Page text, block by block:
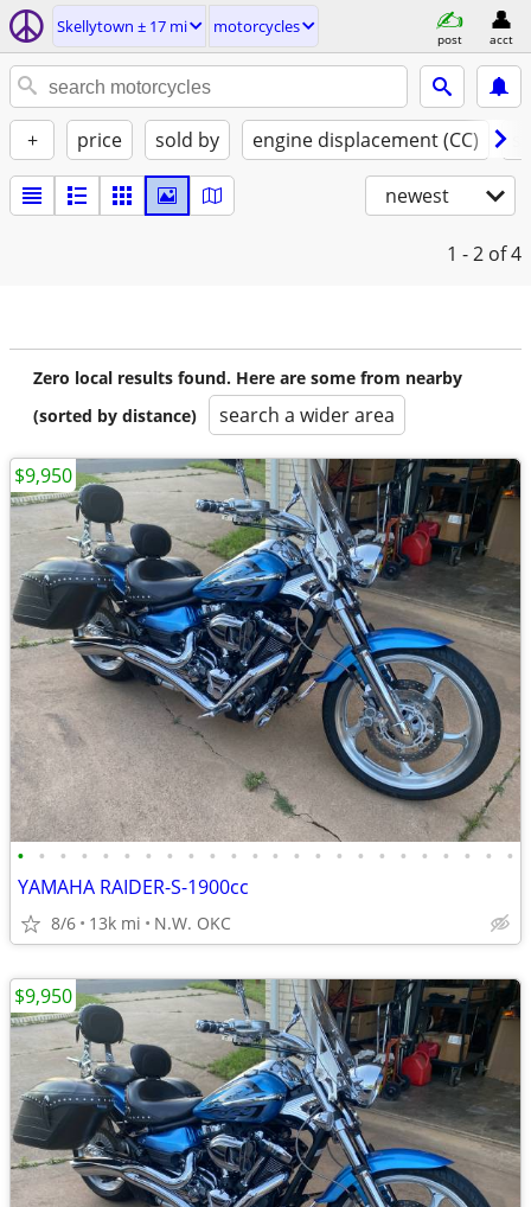
Skellytown ± 17 mi motorcycles
post acct
+ price sold by engine displacement (CC)
newest
1 - 2 of 4
Zero local results found. Here are some from nearby
(sorted by distance)
search a wider area
• • • • • • • • • • • • • • • • • • • • • • • •
YAMAHA RAIDER-S-1900cc
8/6 13k mi N.W. OKC
$9,950
$9,950